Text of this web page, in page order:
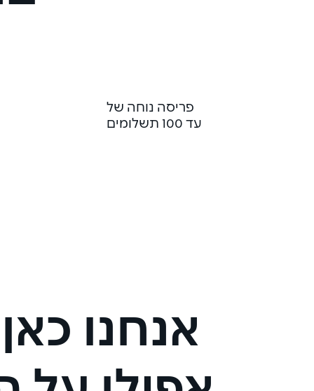
פריסה נוחה של
עד 100 תשלומים
אנחנו